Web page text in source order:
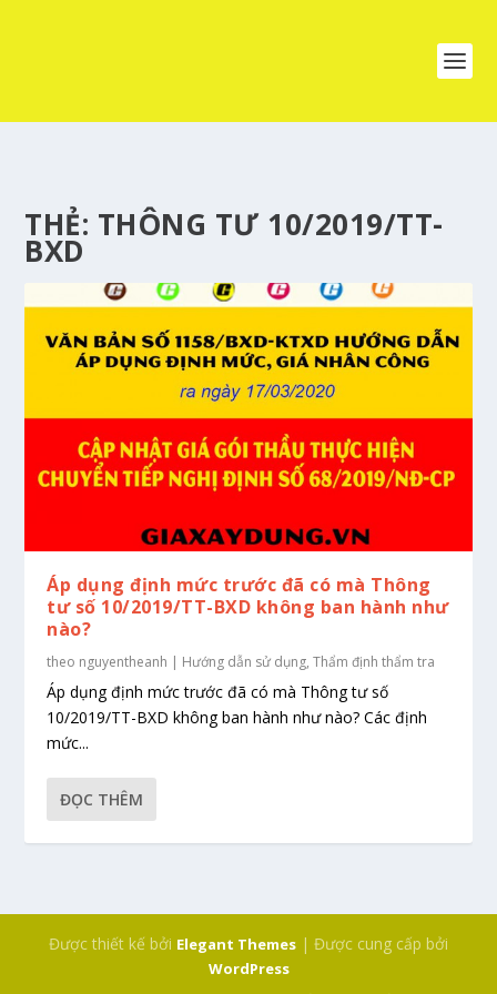
THẺ: THÔNG TƯ 10/2019/TT-
BXD
Áp dụng định mức trước đã có mà Thông
tư số 10/2019/TT-BXD không ban hành như
nào?
theo nguyentheanh | Hướng dẫn sử dụng,Thẩm định thẩm tra
Áp dụng định mức trước đã có mà Thông tư số
10/2019/TT-BXD không ban hành như nào? Các định
mức...
ĐỌC THÊM
Được thiết kế bởi Elegant Themes | Được cung cấp bởi
WordPress